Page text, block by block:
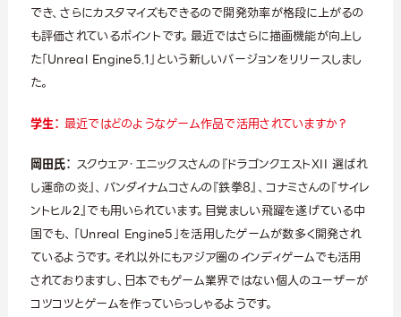
でき、さらにカスタマイズもできるので開発効率が格段に上がるの
も評価されているポイントです。最近ではさらに描画機能が向上し
た「Unreal Engine5.1」という新しいバージョンをリリースしまし
た。
学生： 最近ではどのようなゲーム作品で活用されていますか？
岡田氏： スクウェア・エニックスさんの『ドラゴンクエストXII 選ばれ
し運命の炎』、バンダイナムコさんの『鉄拳8』、コナミさんの『サイレ
ントヒル2』でも用いられています。目覚ましい飛躍を遂げている中
国でも、「Unreal Engine5」を活用したゲームが数多く開発され
ているようです。それ以外にもアジア圏のインディゲームでも活用
されておりますし、日本でもゲーム業界ではない個人のユーザーが
コツコツとゲームを作っていらっしゃるようです。